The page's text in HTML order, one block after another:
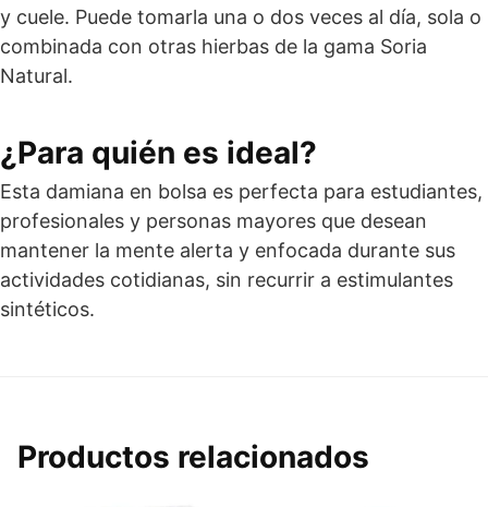
y cuele. Puede tomarla una o dos veces al día, sola o
combinada con otras hierbas de la gama Soria
Natural.
¿Para quién es ideal?
Esta damiana en bolsa es perfecta para estudiantes,
profesionales y personas mayores que desean
mantener la mente alerta y enfocada durante sus
actividades cotidianas, sin recurrir a estimulantes
sintéticos.
Productos relacionados